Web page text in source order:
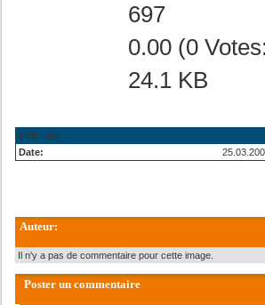
697
0.00 (0
24.1 KB
EXIF Info
Date:
Auteur:
Il n'y a pas de commentaire pour cette image.
Poster un commentaire